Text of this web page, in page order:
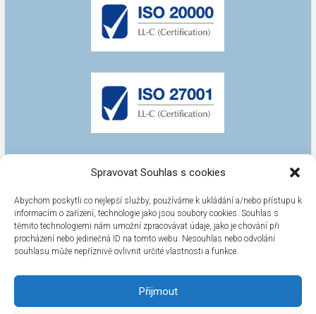
Spravovat Souhlas s cookies
Abychom poskytli co nejlepší služby, používáme k ukládání a/nebo přístupu k
informacím o zařízení, technologie jako jsou soubory cookies. Souhlas s
těmito technologiemi nám umožní zpracovávat údaje, jako je chování při
procházení nebo jedinečná ID na tomto webu. Nesouhlas nebo odvolání
souhlasu může nepříznivě ovlivnit určité vlastnosti a funkce.
Přijmout